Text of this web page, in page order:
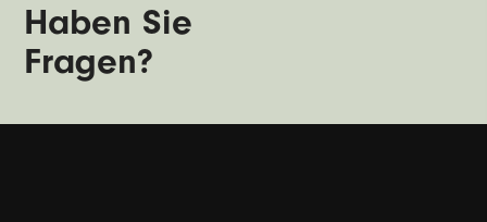
Haben Sie
Fragen?